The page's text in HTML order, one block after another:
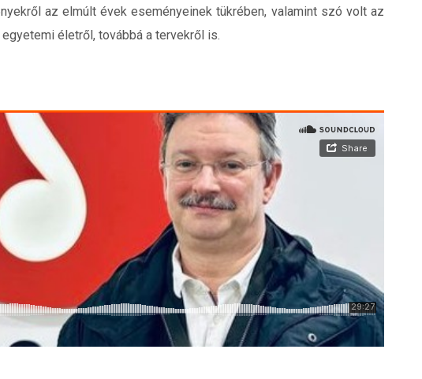
az elmúlt évek eseményeinek tükrében, valamint szó volt az
életről, továbbá a tervekről is.